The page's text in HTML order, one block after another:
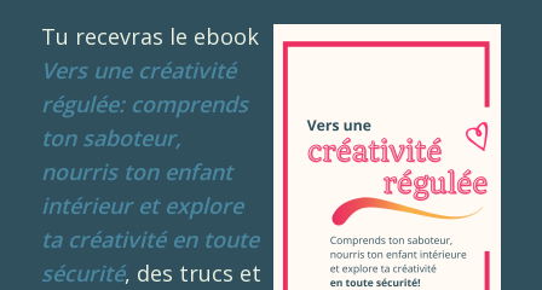
Tu recevras le ebook
Vers une créativité
régulée: comprends
ton saboteur,
nourris ton enfant
intérieur et explore
ta créativité en toute
sécurité, des trucs et